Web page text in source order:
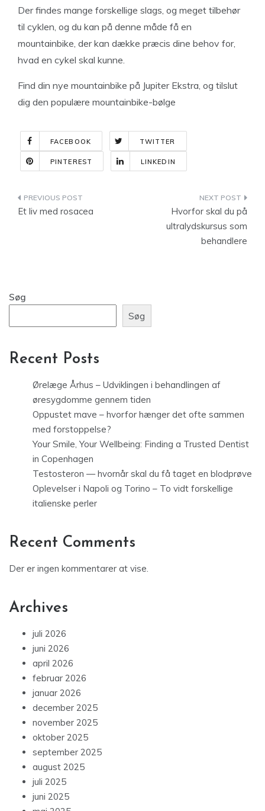
Der findes mange forskellige slags, og meget tilbehør
til cyklen, og du kan på denne måde få en
mountainbike, der kan dække præcis dine behov for,
hvad en cykel skal kunne.
Find din nye mountainbike på Jupiter Ekstra, og tilslut
dig den populære mountainbike-bølge
FACEBOOK TWITTER
PINTEREST LINKEDIN
Indlægsnavigation
Et liv med rosacea
Hvorfor skal du på
ultralydskursus som
behandlere
Søg
Søg
Recent Posts
Ørelæge Århus – Udviklingen i behandlingen af
øresygdomme gennem tiden
Oppustet mave – hvorfor hænger det ofte sammen
med forstoppelse?
Your Smile, Your Wellbeing: Finding a Trusted Dentist
in Copenhagen
Testosteron — hvornår skal du få taget en blodprøve
Oplevelser i Napoli og Torino – To vidt forskellige
italienske perler
Recent Comments
Der er ingen kommentarer at vise.
Archives
juli 2026
juni 2026
april 2026
februar 2026
januar 2026
december 2025
november 2025
oktober 2025
september 2025
august 2025
juli 2025
juni 2025